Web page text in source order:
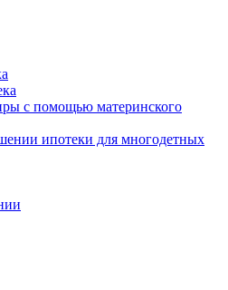
с помощью материнского
ипотеки для многодетных